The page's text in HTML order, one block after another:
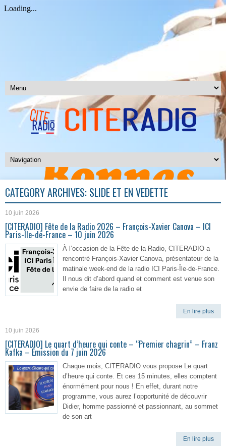
CATEGORY ARCHIVES: SLIDE ET EN VEDETTE
10 juin 2026
[CITERADIO] Fête de la Radio 2026 – François-Xavier Canova – ICI
Paris-Île-de-France – 10 juin 2026
À l’occasion de la Fête de la Radio, CITERADIO a
rencontré François-Xavier Canova, présentateur de la
matinale week-end de la radio ICI Paris-Île-de-France.
Il nous dit d’abord quand et comment est venue son
envie de faire de la radio et
En lire plus
10 juin 2026
[CITERADIO] Le quart d’heure qui conte – “Premier chagrin” – Franz
Kafka – Émission du 7 juin 2026
Chaque mois, CITERADIO vous propose Le quart
d’heure qui conte. Et ces 15 minutes, elles comptent
énormément pour nous ! En effet, durant notre
programme, vous aurez l’opportunité de découvrir
Didier, homme passionné et passionnant, au sommet
de son art
En lire plus